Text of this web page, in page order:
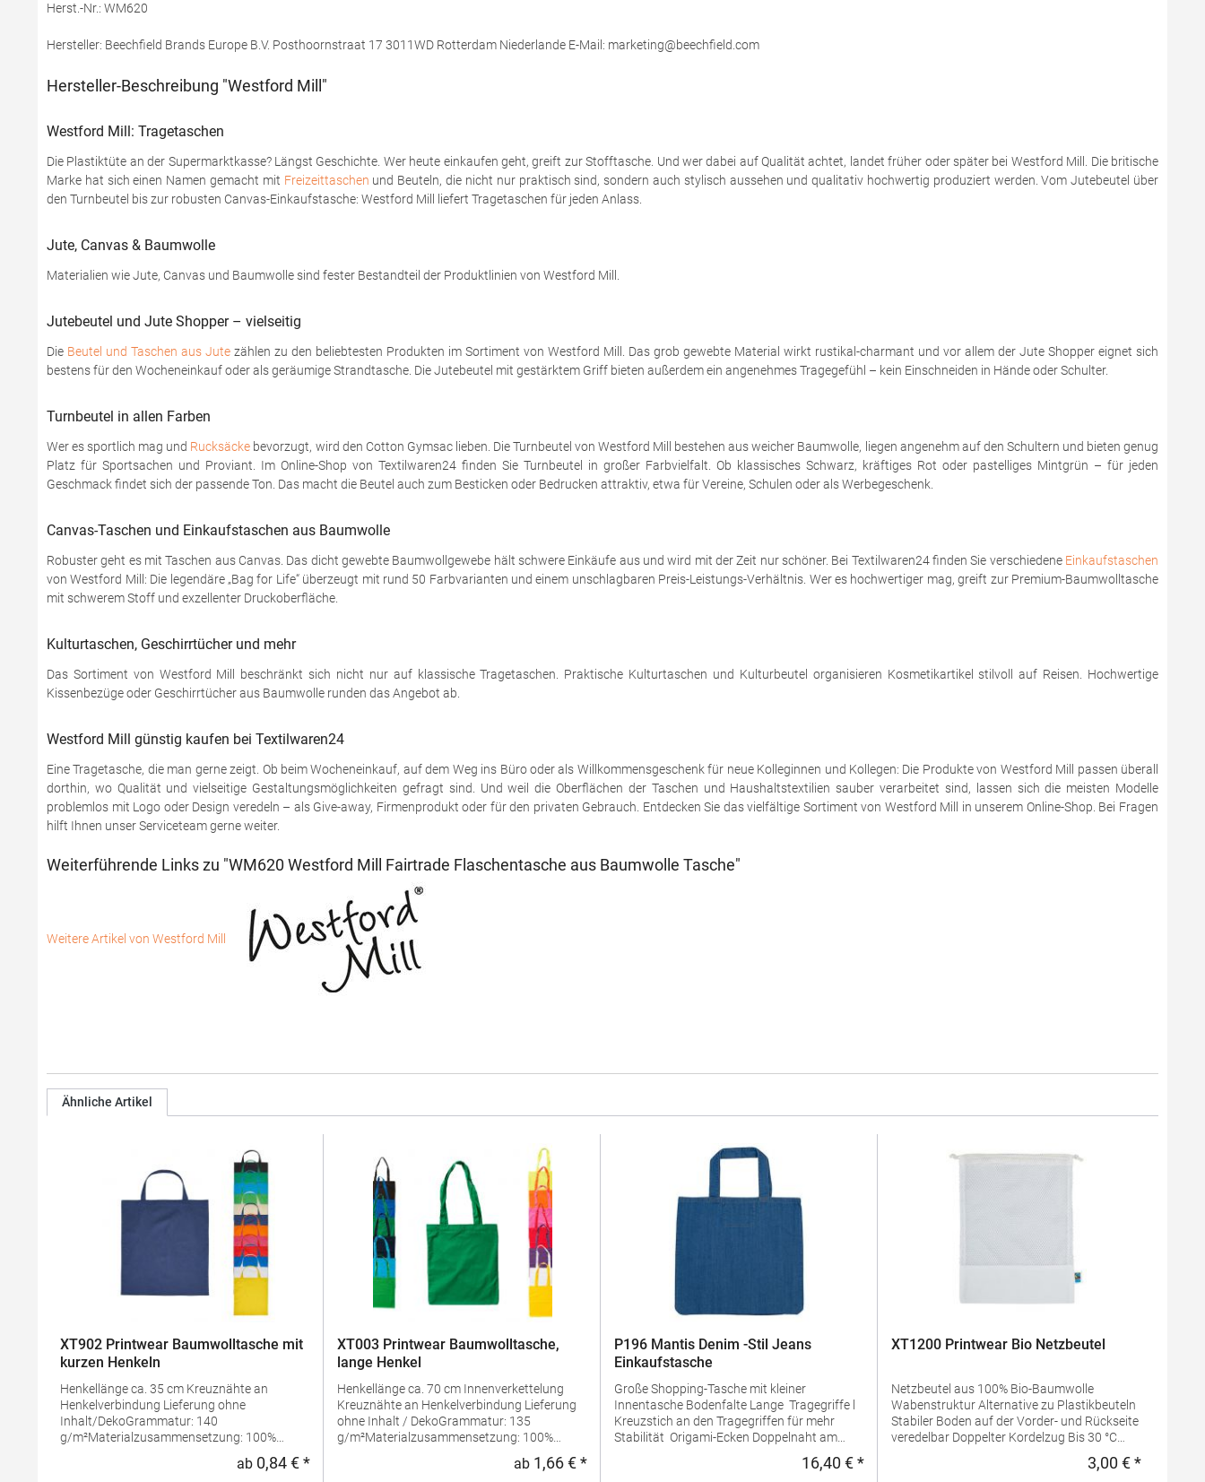
Herst.-Nr.: WM620
Hersteller: Beechfield Brands Europe B.V. Posthoornstraat 17 3011WD Rotterdam Niederlande E-Mail: marketing@beechfield.com
Hersteller-Beschreibung "Westford Mill"
Westford Mill: Tragetaschen
Die Plastiktüte an der Supermarktkasse? Längst Geschichte. Wer heute einkaufen geht, greift zur Stofftasche. Und wer dabei auf Qualität achtet, landet früher oder später bei Westford Mill. Die britische
Marke hat sich einen Namen gemacht mit Freizeittaschen und Beuteln, die nicht nur praktisch sind, sondern auch stylisch aussehen und qualitativ hochwertig produziert werden. Vom Jutebeutel über
den Turnbeutel bis zur robusten Canvas-Einkaufstasche: Westford Mill liefert Tragetaschen für jeden Anlass.
Jute, Canvas & Baumwolle
Materialien wie Jute, Canvas und Baumwolle sind fester Bestandteil der Produktlinien von Westford Mill.
Jutebeutel und Jute Shopper – vielseitig
Die Beutel und Taschen aus Jute zählen zu den beliebtesten Produkten im Sortiment von Westford Mill. Das grob gewebte Material wirkt rustikal-charmant und vor allem der Jute Shopper eignet sich
bestens für den Wocheneinkauf oder als geräumige Strandtasche. Die Jutebeutel mit gestärktem Griff bieten außerdem ein angenehmes Tragegefühl – kein Einschneiden in Hände oder Schulter.
Turnbeutel in allen Farben
Wer es sportlich mag und Rucksäcke bevorzugt, wird den Cotton Gymsac lieben. Die Turnbeutel von Westford Mill bestehen aus weicher Baumwolle, liegen angenehm auf den Schultern und bieten genug
Platz für Sportsachen und Proviant. Im Online-Shop von Textilwaren24 finden Sie Turnbeutel in großer Farbvielfalt. Ob klassisches Schwarz, kräftiges Rot oder pastelliges Mintgrün – für jeden
Geschmack findet sich der passende Ton. Das macht die Beutel auch zum Besticken oder Bedrucken attraktiv, etwa für Vereine, Schulen oder als Werbegeschenk.
Canvas-Taschen und Einkaufstaschen aus Baumwolle
Robuster geht es mit Taschen aus Canvas. Das dicht gewebte Baumwollgewebe hält schwere Einkäufe aus und wird mit der Zeit nur schöner. Bei Textilwaren24 finden Sie verschiedene Einkaufstaschen
von Westford Mill: Die legendäre „Bag for Life“ überzeugt mit rund 50 Farbvarianten und einem unschlagbaren Preis-Leistungs-Verhältnis. Wer es hochwertiger mag, greift zur Premium-Baumwolltasche
mit schwerem Stoff und exzellenter Druckoberfläche.
Kulturtaschen, Geschirrtücher und mehr
Das Sortiment von Westford Mill beschränkt sich nicht nur auf klassische Tragetaschen. Praktische Kulturtaschen und Kulturbeutel organisieren Kosmetikartikel stilvoll auf Reisen. Hochwertige
Kissenbezüge oder Geschirrtücher aus Baumwolle runden das Angebot ab.
Westford Mill günstig kaufen bei Textilwaren24
Eine Tragetasche, die man gerne zeigt. Ob beim Wocheneinkauf, auf dem Weg ins Büro oder als Willkommensgeschenk für neue Kolleginnen und Kollegen: Die Produkte von Westford Mill passen überall
dorthin, wo Qualität und vielseitige Gestaltungsmöglichkeiten gefragt sind. Und weil die Oberflächen der Taschen und Haushaltstextilien sauber verarbeitet sind, lassen sich die meisten Modelle
problemlos mit Logo oder Design veredeln – als Give-away, Firmenprodukt oder für den privaten Gebrauch. Entdecken Sie das vielfältige Sortiment von Westford Mill in unserem Online-Shop. Bei Fragen
hilft Ihnen unser Serviceteam gerne weiter.
Weiterführende Links zu "WM620 Westford Mill Fairtrade Flaschentasche aus Baumwolle Tasche"
Weitere Artikel von Westford Mill
Ähnliche Artikel
XT902 Printwear Baumwolltasche mit
kurzen Henkeln
Henkellänge ca. 35 cm Kreuznähte an
Henkelverbindung Lieferung ohne
Inhalt/DekoGrammatur: 140
g/m²Materialzusammensetzung: 100%
Regulärer Preis:
ab 0,84 € *
XT003 Printwear Baumwolltasche,
lange Henkel
Henkellänge ca. 70 cm Innenverkettelung
Kreuznähte an Henkelverbindung Lieferung
ohne Inhalt / DekoGrammatur: 135
g/m²Materialzusammensetzung: 100%
Regulärer Preis:
ab 1,66 € *
P196 Mantis Denim -Stil Jeans
Einkaufstasche
Große Shopping-Tasche mit kleiner
Innentasche Bodenfalte Lange Tragegriffe l
Kreuzstich an den Tragegriffen für mehr
Stabilität Origami-Ecken Doppelnaht am
Regulärer Preis:
16,40 € *
XT1200 Printwear Bio Netzbeutel
Netzbeutel aus 100% Bio-Baumwolle
Wabenstruktur Alternative zu Plastikbeuteln
Stabiler Boden auf der Vorder- und Rückseite
veredelbar Doppelter Kordelzug Bis 30 °C
Regulärer
3,00 € *